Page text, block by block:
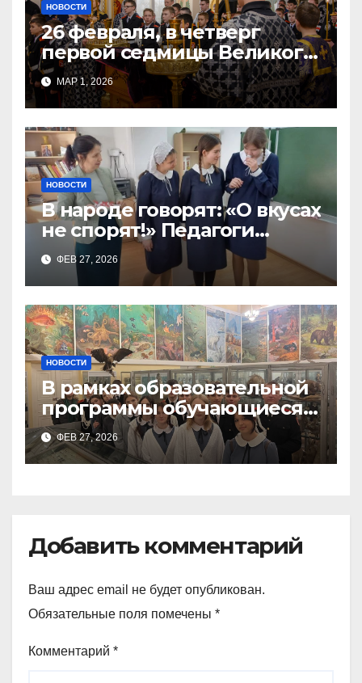
НОВОСТИ
26 февраля, в четверг
первой седмицы Великого
Поста, в Свято-Никольском
храме состоялось Великое
МАР 1, 2026
НОВОСТИ
В народе говорят: «О вкусах
не спорят!» Педагоги
поварского отделения
Тимченко О.О.
ФЕВ 27, 2026
НОВОСТИ
В рамках образовательной
программы обучающиеся
9а,8,9б классов посетили
зоологический музей и
ФЕВ 27, 2026
Добавить комментарий
Ваш адрес email не будет опубликован.
Обязательные поля помечены *
Комментарий *